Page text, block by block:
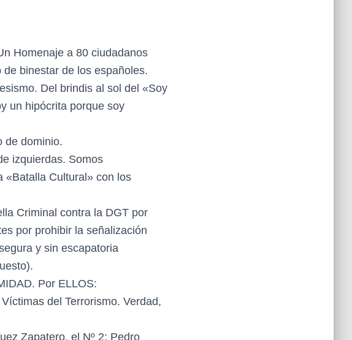
Homenaje a 80 ciudadanos
binestar de los españoles.
Del brindis al sol del «Soy
un hipócrita porque soy
de dominio.
izquierdas. Somos
«Batalla Cultural» con los
Criminal contra la DGT por
por prohibir la señalización
y sin escapatoria
Por ELLOS:
del Terrorismo. Verdad,
Zapatero, el Nº 2: Pedro